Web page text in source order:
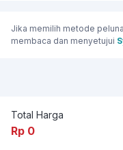
Jika memilih metode
membaca dan menyetujui
Total Harga
Rp 0